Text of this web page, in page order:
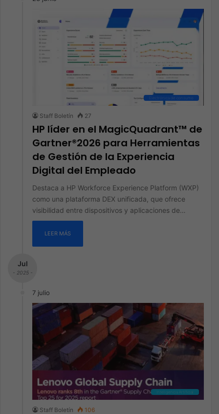
Electrónica de consumo
Staff Boletín 27
HP líder en el MagicQuadrant™ de
Gartner®2026 para Herramientas
de Gestión de la Experiencia
Digital del Empleado
Destaca a HP Workforce Experience Platform (WXP)
como una plataforma DEX unificada, que ofrece
visibilidad entre dispositivos y aplicaciones de…
LEER MÁS
Jul
- 2025 -
7 julio
Inteligencia Artificial
Staff Boletín 106